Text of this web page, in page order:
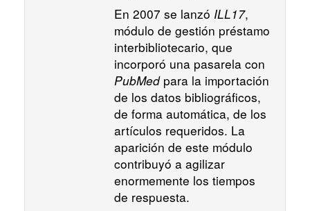
En 2007 se lanzó ILL17,
módulo de gestión préstamo
interbibliotecario, que
incorporó una pasarela con
PubMedpara la importación
de los datos bibliográficos,
de forma automática, de los
artículos requeridos. La
aparición de este módulo
contribuyó a agilizar
enormemente los tiempos
de respuesta.